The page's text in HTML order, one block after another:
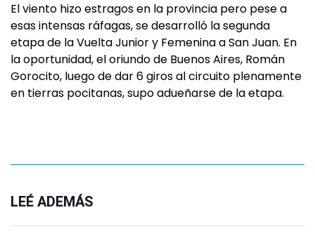
El viento hizo estragos en la provincia pero pese a
esas intensas ráfagas, se desarrolló la segunda
etapa de la Vuelta Junior y Femenina a San Juan. En
la oportunidad, el oriundo de Buenos Aires, Román
Gorocito, luego de dar 6 giros al circuito plenamente
en tierras pocitanas, supo adueñarse de la etapa.
LEÉ ADEMÁS